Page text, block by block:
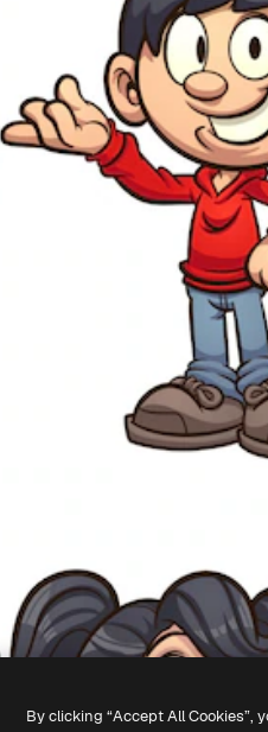
By clicking “Accept All Cookies”,